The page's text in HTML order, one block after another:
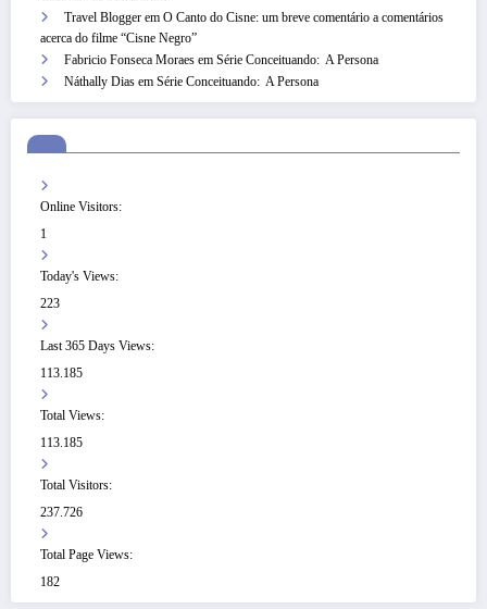
Travel Blogger em O Canto do Cisne: um breve comentário a comentários
acerca do filme “Cisne Negro”
Fabricio Fonseca Moraes em Série Conceituando: A Persona
Náthally Dias em Série Conceituando: A Persona
Online Visitors:
1
Today's Views:
223
Last 365 Days Views:
113.185
Total Views:
113.185
Total Visitors:
237.726
Total Page Views:
182